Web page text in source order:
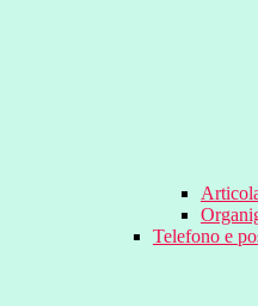
Telefono e